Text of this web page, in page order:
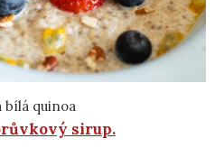
bílá quinoa
sirup.